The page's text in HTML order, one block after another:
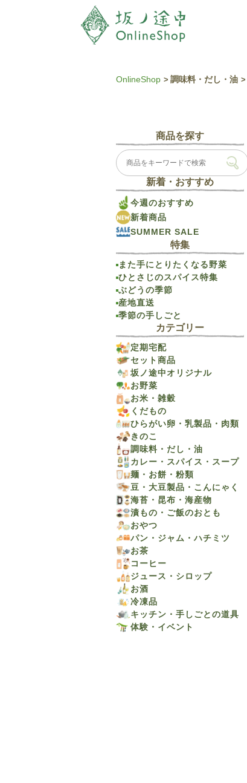
OnlineShop 調味料・だし・油
商品を探す
新着・おすすめ
今週のおすすめ
新着商品
SUMMER SALE
特集
また手にとりたくなる野菜
ひとさじのスパイス特集
ぶどうの季節
産地直送
季節の手しごと
カテゴリー
定期宅配
セット商品
坂ノ途中オリジナル
お野菜
お米・雑穀
くだもの
ひらがい卵・乳製品・肉類
きのこ
調味料・だし・油
カレー・スパイス・スープ
麺・お餅・粉類
豆・大豆製品・こんにゃく
海苔・昆布・海産物
漬もの・ご飯のおとも
おやつ
パン・ジャム・ハチミツ
お茶
コーヒー
ジュース・シロップ
お酒
冷凍品
キッチン・手しごとの道具
体験・イベント